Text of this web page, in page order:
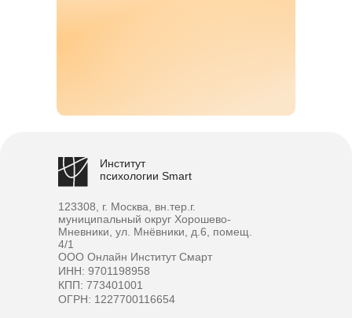
Институт
психологии Smart
123308, г. Москва, вн.тер.г.
муниципальный округ Хорошево-
Мневники, ул. Мнёвники, д.6, помещ.
4/1
ООО Онлайн Институт Смарт
ИНН: 9701198958
КПП: 773401001
ОГРН: 1227700116654